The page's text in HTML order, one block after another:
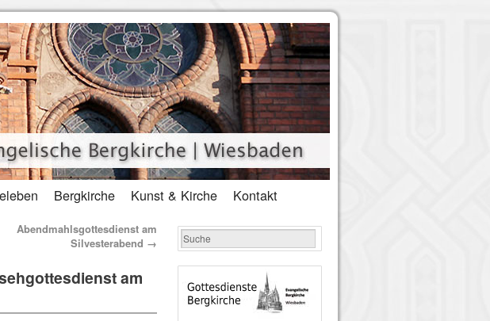
Bergkirche Kunst & Kirche Kontakt
Abendmahlsgottesdienst am
Silvesterabend →
am